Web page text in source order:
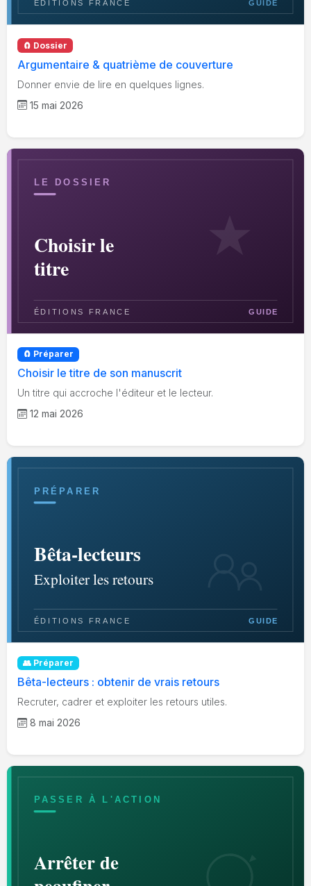
🧲 Dossier
Argumentaire & quatrième de couverture
Donner envie de lire en quelques lignes.
15 mai 2026
🧲 Préparer
Choisir le titre de son manuscrit
Un titre qui accroche l'éditeur et le lecteur.
12 mai 2026
👥 Préparer
Bêta-lecteurs : obtenir de vrais retours
Recruter, cadrer et exploiter les retours utiles.
8 mai 2026